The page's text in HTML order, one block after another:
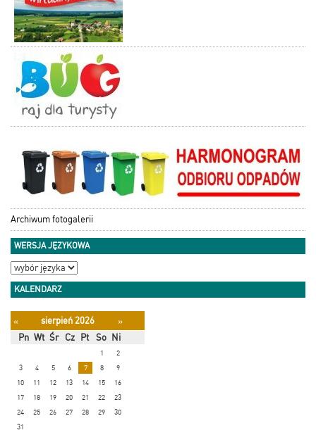
Archiwum fotogalerii
WERSJA JĘZYKOWA
KALENDARZ
« sierpień 2026
»
Pn Wt Śr Cz Pt So Ni
1
2
3
4 5 6 7 8
9
10
11 12 13 14 15
16
17
18 19 20 21 22
23
24
25 26 27 28 29
30
31